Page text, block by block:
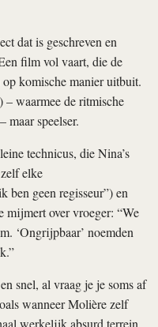
dat is geschreven en
film vol vaart, die de
komische manier uitbuit.
– waarmee de ritmische
maar speelser.
technicus, die Nina’s
elke
ben geen regisseur”) en
mijmert over vroeger: “We
‘Ongrijpbaar’ noemden
snel, al vraag je je soms af
wanneer Molière zelf